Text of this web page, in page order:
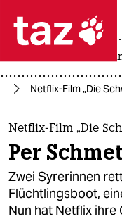

themen
politik
öko
usa
Netflix-Film „Die
Netflix-Film „Die
Per
Zwei Sy­re­rin­nen
Flüchtlingsboot,
Nun hat Netflix